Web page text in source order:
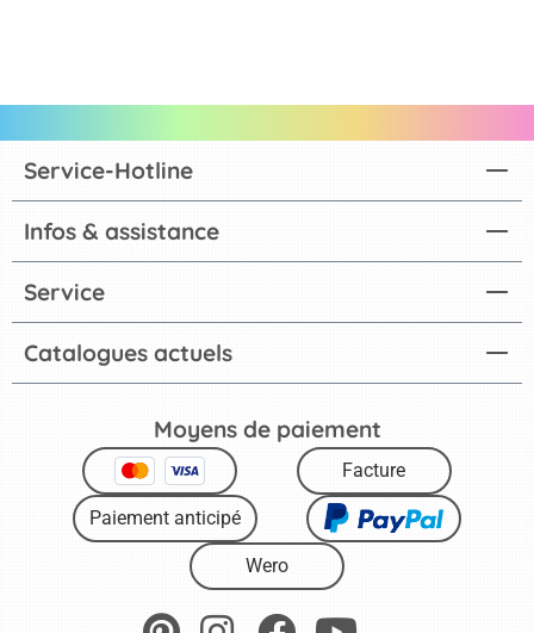
Catalogues actuels
Service-Hotline
Infos & assistance
Service
Moyens de paiement
Facture
Paiement anticipé
Wero